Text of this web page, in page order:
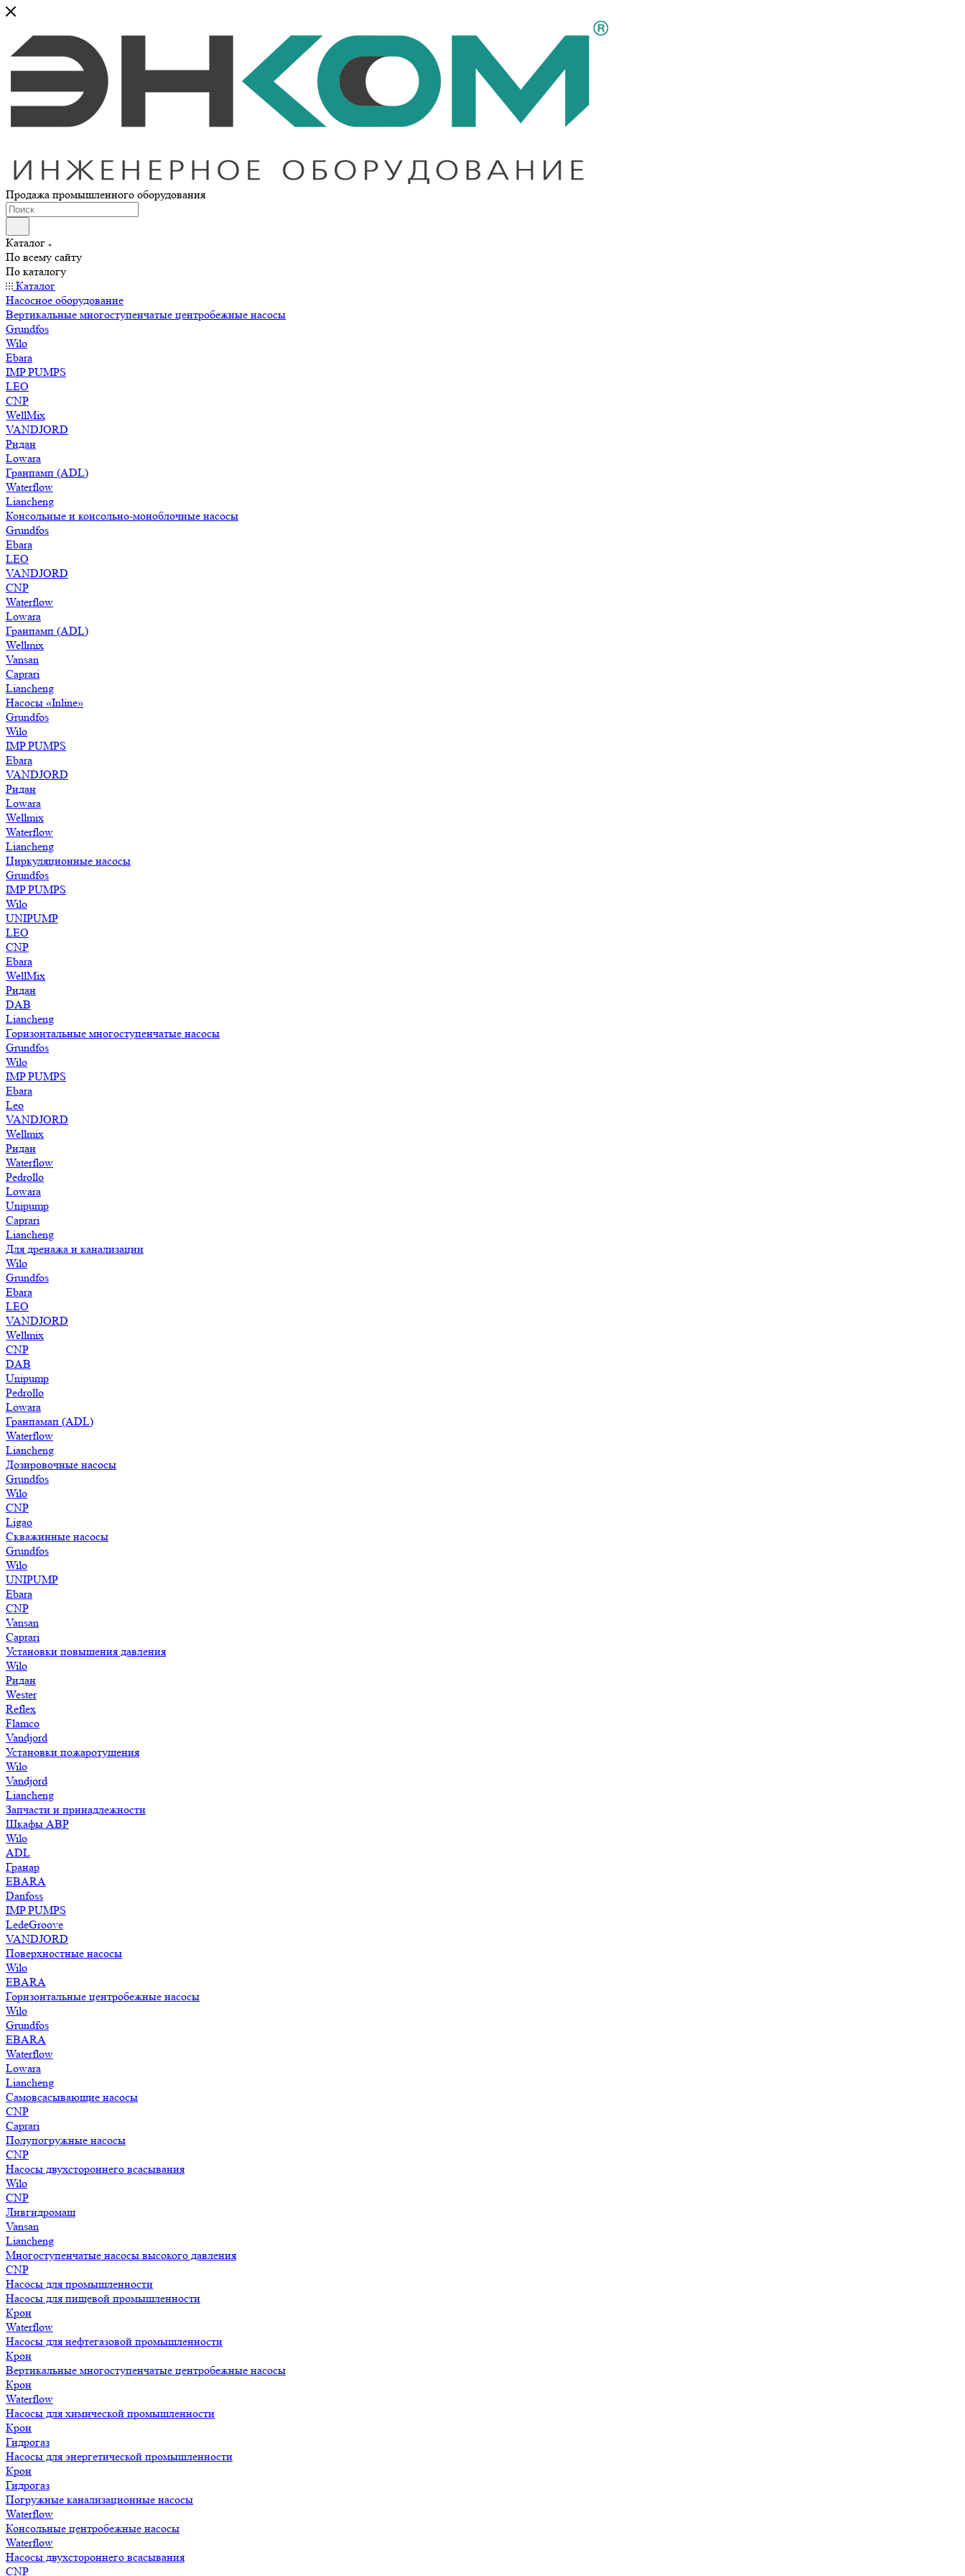
Продажа промышленного оборудования
Каталог
По всему сайту
По каталогу
Каталог
Насосное оборудование
Вертикальные многоступенчатые центробежные насосы
Grundfos
Wilo
Ebara
IMP PUMPS
LEO
CNP
WellMix
VANDJORD
Ридан
Lowara
Гранпамп (ADL)
Waterflow
Liancheng
Консольные и консольно-моноблочные насосы
Grundfos
Ebara
LEO
VANDJORD
CNP
Waterflow
Lowara
Гранпамп (ADL)
Wellmix
Vansan
Caprari
Liancheng
Насосы «Inline»
Grundfos
Wilo
IMP PUMPS
Ebara
VANDJORD
Ридан
Lowara
Wellmix
Waterflow
Liancheng
Циркуляционные насосы
Grundfos
IMP PUMPS
Wilo
UNIPUMP
LEO
CNP
Ebara
WellMix
Ридан
DAB
Liancheng
Горизонтальные многоступенчатые насосы
Grundfos
Wilo
IMP PUMPS
Ebara
Leo
VANDJORD
Wellmix
Ридан
Waterflow
Pedrollo
Lowara
Unipump
Caprari
Liancheng
Для дренажа и канализации
Wilo
Grundfos
Ebara
LEO
VANDJORD
Wellmix
CNP
DAB
Unipump
Pedrollo
Lowara
Гранпамап (ADL)
Waterflow
Liancheng
Дозировочные насосы
Grundfos
Wilo
CNP
Ligao
Скважинные насосы
Grundfos
Wilo
UNIPUMP
Ebara
CNP
Vansan
Caprari
Установки повышения давления
Wilo
Ридан
Wester
Reflex
Flamco
Vandjord
Установки пожаротушения
Wilo
Vandjord
Liancheng
Запчасти и принадлежности
Шкафы АВР
Wilo
ADL
Гранар
EBARA
Danfoss
IMP PUMPS
LedeGroove
VANDJORD
Поверхностные насосы
Wilo
EBARA
Горизонтальные центробежные насосы
Wilo
Grundfos
EBARA
Waterflow
Lowara
Liancheng
Самовсасывающие насосы
CNP
Caprari
Полупогружные насосы
CNP
Насосы двухстороннего всасывания
Wilo
CNP
Ливгидромаш
Vansan
Liancheng
Многоступенчатые насосы высокого давления
CNP
Насосы для промышленности
Насосы для пищевой промышленности
Крон
Waterflow
Насосы для нефтегазовой промышленности
Крон
Вертикальные многоступенчатые центробежные насосы
Крон
Waterflow
Насосы для химической промышленности
Крон
Гидрогаз
Насосы для энергетической промышленности
Крон
Гидрогаз
Погружные канализационные насосы
Waterflow
Консольные центробежные насосы
Waterflow
Насосы двухстороннего всасывания
CNP